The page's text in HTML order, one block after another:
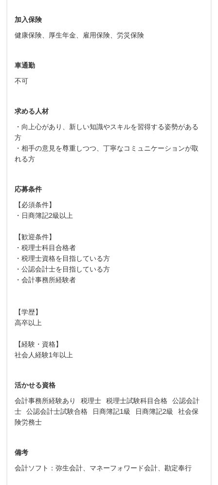
加入保険
健康保険、厚生年金、雇用保険、労災保険
車通勤
不可
求める人材
・向上心があり、新しい知識やスキルを習得する姿勢がある
方
・相手の意見を尊重しつつ、丁寧なコミュニケーションが取
れる方
応募条件
【必須条件】
・日商簿記2級以上
【歓迎条件】
・税理士科目合格者
・税理士資格を目指している方
・公認会計士を目指している方
・会計事務所経験者
【学歴】
高卒以上
【経験・資格】
社会人経験1年以上
活かせる資格
会計事務所経験あり
税理士 税理士試験科目合格
公認会計
士
公認会計士試験合格 日商簿記1級 日商簿記2級
社会保
険労務士
備考
会計ソフト：弥生会計、マネーフォワード会計、勘定奉行